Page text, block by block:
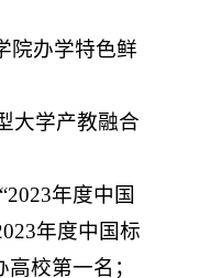
院办学特色鲜
大学产教融合
年度中国
年度中国标
校第一名；